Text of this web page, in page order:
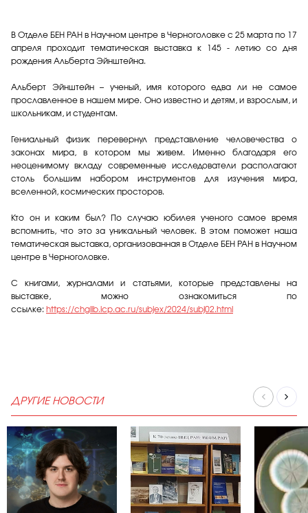
В Отделе БЕН РАН в Научном центре в Черноголовке с 25 марта по 17
апреля проходит тематическая выставка к 145 - летию со дня
рождения Альберта Эйнштейна.
Альберт Эйнштейн – ученый, имя которого едва ли не самое
прославленное в нашем мире. Оно известно и детям, и взрослым, и
школьникам, и студентам.
Гениальный физик перевернул представление человечества о
законах мира, в котором мы живем. Именно благодаря его
неоценимому вкладу современные исследователи располагают
столь большим набором инструментов для изучения мира,
вселенной, космических просторов.
Кто он и каким был? По случаю юбилея ученого самое время
вспомнить, что это за уникальный человек. В этом поможет наша
тематическая выставка, организованная в Отделе БЕН РАН в Научном
центре в Черноголовке.
С книгами, журналами и статьями, которые представлены на
выставке, можно ознакомиться по
ссылке: https://chglib.icp.ac.ru/subjex/2024/subj02.html
ДРУГИЕ НОВОСТИ